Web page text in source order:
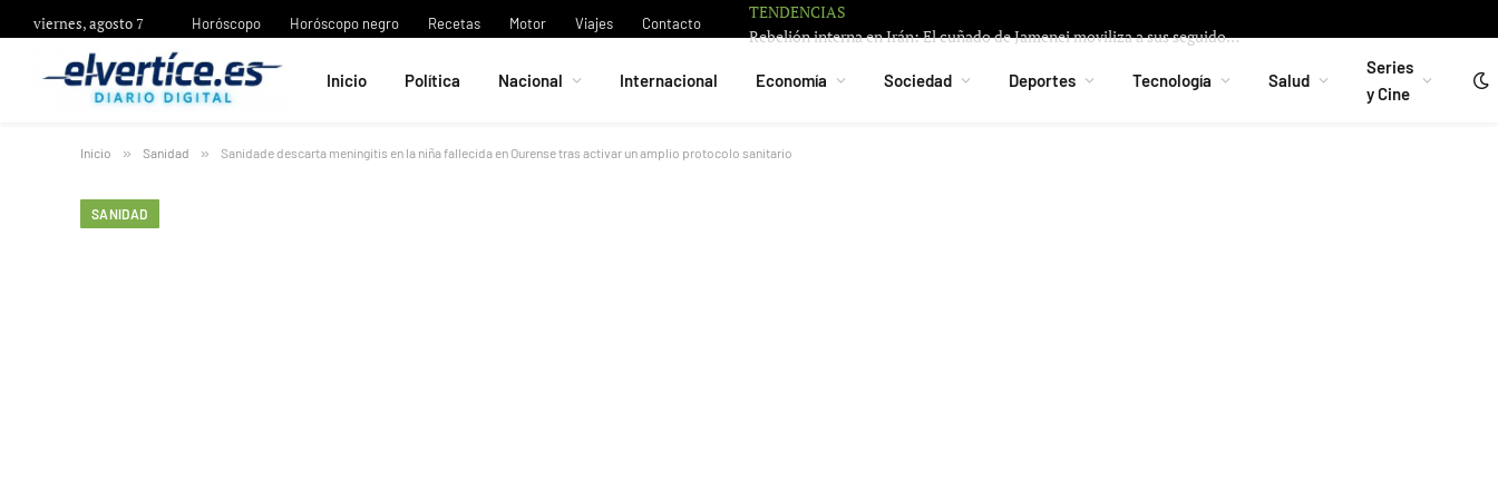
viernes, agosto 7 Horóscopo Horóscopo negro Recetas Motor Viajes Contacto
TENDENCIAS
Rebelión interna en Irán: El cuñado de Jamenei moviliza a sus seguidores para endurecer aún más el régimen
Inicio Política Nacional Internacional Economía Sociedad Deportes Tecnología Salud
Series
y Cine
Inicio » Sanidad » Sanidade descarta meningitis en la niña fallecida en Ourense tras activar un amplio protocolo sanitario
SANIDAD